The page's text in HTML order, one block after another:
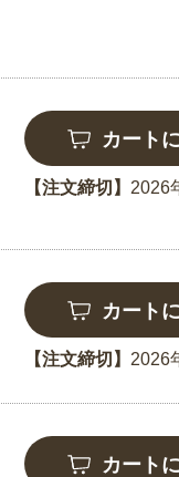
カート
【注文締切】 2026
カート
【注文締切】 2026
カート